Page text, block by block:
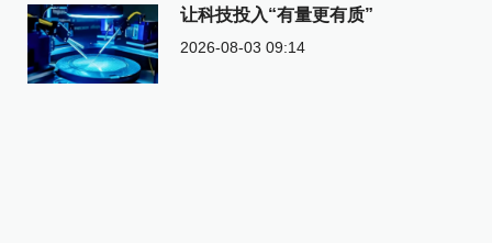
让科技投入“有量更有质”
2026-08-03 09:14